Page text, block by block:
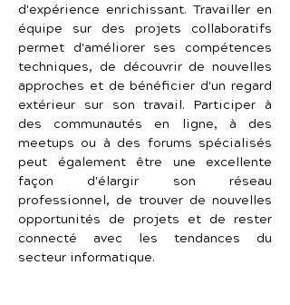
d'expérience enrichissant. Travailler en
équipe sur des projets collaboratifs
permet d'améliorer ses compétences
techniques, de découvrir de nouvelles
approches et de bénéficier d'un regard
extérieur sur son travail. Participer à
des communautés en ligne, à des
meetups ou à des forums spécialisés
peut également être une excellente
façon d'élargir son réseau
professionnel, de trouver de nouvelles
opportunités de projets et de rester
connecté avec les tendances du
secteur informatique.